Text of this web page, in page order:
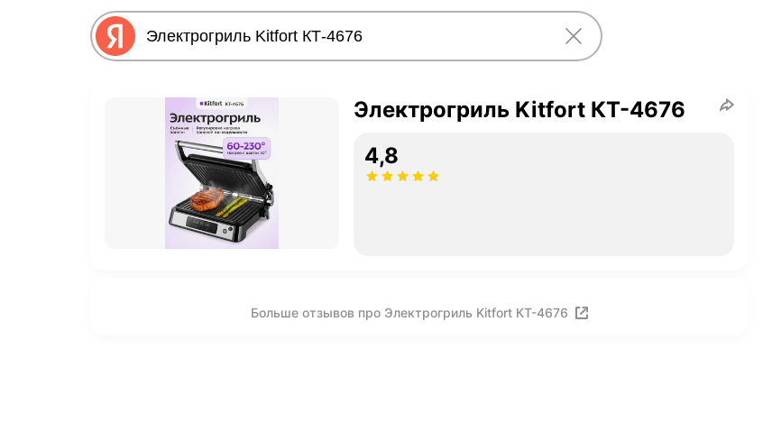
Электрогриль Kitfort КТ-4676
4,8
Больше отзывов про Электрогриль Kitfort КТ-4676